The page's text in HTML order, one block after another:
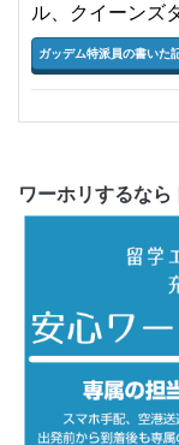
ル、クイーンズ
ガッデム特派員の書いた
ワーホリするなら